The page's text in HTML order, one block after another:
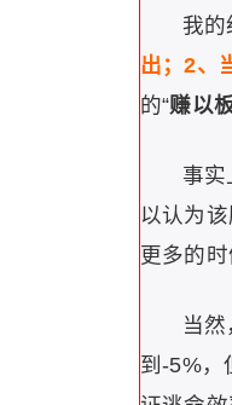
我的
出；2、
的“赚以
事实
以认为
更多的
当
到-5%，